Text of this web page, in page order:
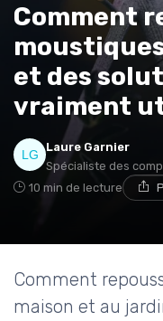
Comment
et des
vraiment
Laure Garnier
Spécialiste des
10 min de lecture
Comment
maison et au